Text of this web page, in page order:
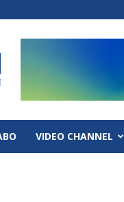
VIDEO CHANNEL